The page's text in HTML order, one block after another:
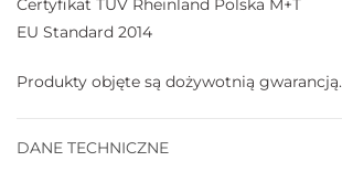
Certyfikat TÜV Rheinland Polska M+T
EU Standard 2014
Produkty objęte są dożywotnią gwarancją.
DANE TECHNICZNE